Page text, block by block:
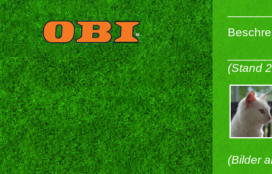
(Stand
(Bilder